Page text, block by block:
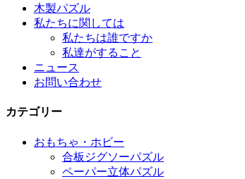
木製パズル
私たちに関しては
私たちは誰ですか
私達がすること
ニュース
お問い合わせ
カテゴリー
おもちゃ・ホビー
合板ジグソーパズル
ペーパー立体パズル